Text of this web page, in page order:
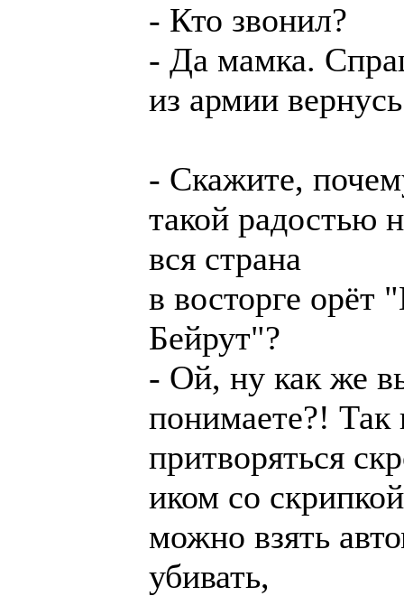
- Кто звонил?
- Да мамка.
из армии
- Скажите,
такой радостью
вся страна
в восторге орёт
Бейрут"?
- Ой, ну как же
понимаете?! Так
притворяться
иком со
можно взять
убивать,